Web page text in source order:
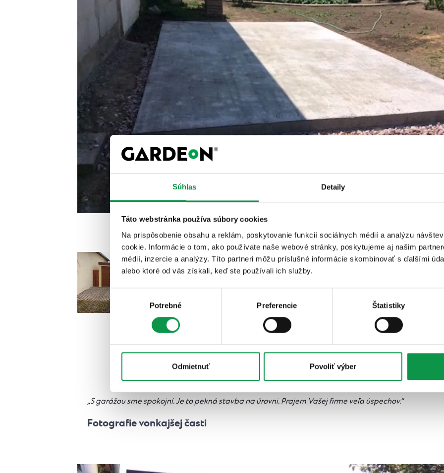
Súhlas Detaily
Táto webstránka používa súbory cookies
Na prispôsobenie obsahu a reklám, poskytovanie funkcií sociálnych médií a analýzu
cookie. Informácie o tom, ako používate naše webové stránky, poskytujeme aj našim
médií, inzercie a analýzy. Títo partneri môžu príslušné informácie skombinovať s ďalšími
alebo ktoré od vás získali, keď ste používali ich služby.
Výber
súhlasu
Potrebné Preferencie Štatistiky
Odmietnuť Povoliť výber
A aké sú jeho dojmy s odstupom času?
,,S garážou sme spokojní. Je to pekná stavba na úrovni. Prajem Vašej firme veľa úspechov.“
Fotografie vonkajšej časti